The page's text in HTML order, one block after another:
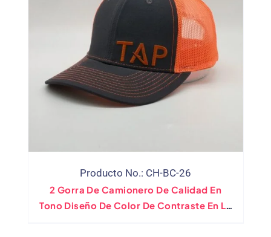
Producto No.: CH-BC-26
2 Gorra De Camionero De Calidad En
Tono Diseño De Color De Contraste En La